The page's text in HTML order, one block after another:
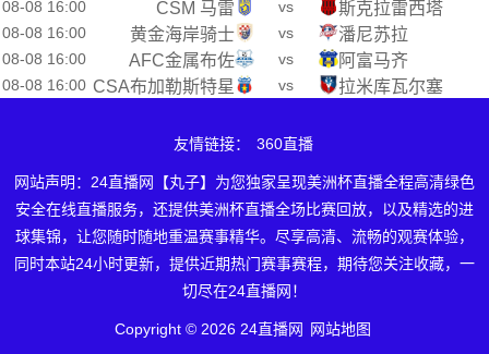
08-08 16:00 CSM 马雷 vs 斯克拉雷西塔
08-08 16:00 黄金海岸骑士 vs 潘尼苏拉
08-08 16:00 AFC金属布佐 vs 阿富马齐
08-08 16:00 CSA布加勒斯特星 vs 拉米库瓦尔塞
友情链接： 360直播
网站声明：24直播网【丸子】为您独家呈现美洲杯直播全程高清绿色
安全在线直播服务，还提供美洲杯直播全场比赛回放，以及精选的进
球集锦，让您随时随地重温赛事精华。尽享高清、流畅的观赛体验，
同时本站24小时更新，提供近期热门赛事赛程，期待您关注收藏，一
切尽在24直播网！
Copyright © 2026 24直播网 网站地图